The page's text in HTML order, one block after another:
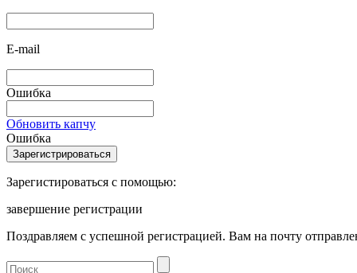
E-mail
Ошибка
Обновить капчу
Ошибка
Зарегистироваться с помощью:
завершение регистрации
Поздравляем с успешной регистрацией. Вам на почту